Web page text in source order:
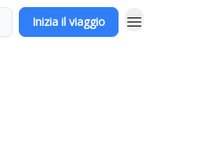
Inizia il viaggio